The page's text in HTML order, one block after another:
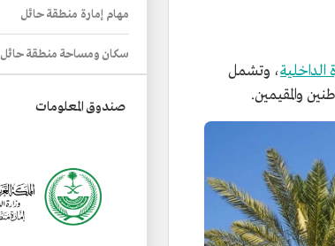
الداخلية، وتشمل
والمقيمين.
مهام إمارة منطقة حائل
سكان ومساحة منطقة حائل
صندوق المعلومات